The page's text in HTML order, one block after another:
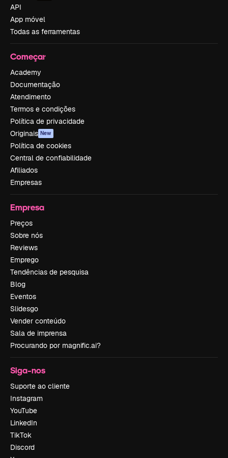
API
App móvel
Todas as ferramentas
Começar
Academy
Documentação
Atendimento
Termos e condições
Política de privacidade
Originais New
Política de cookies
Central de confiabilidade
Afiliados
Empresas
Empresa
Preços
Sobre nós
Reviews
Emprego
Tendências de pesquisa
Blog
Eventos
Slidesgo
Vender conteúdo
Sala de imprensa
Procurando por magnific.ai?
Siga-nos
Suporte ao cliente
Instagram
YouTube
LinkedIn
TikTok
Discord